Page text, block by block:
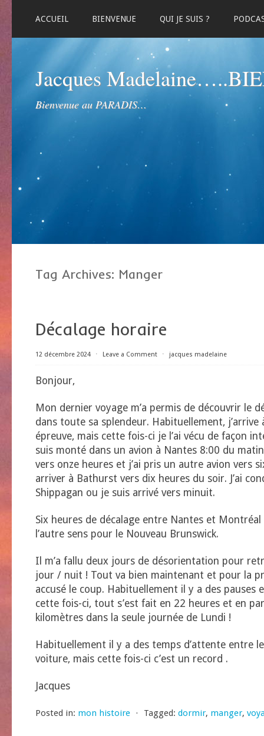
ACCUEIL BIENVENUE QUI JE SUIS ?
Jacques
Bienvenue au PARADIS…
Tag Archives: Manger
Décalage horaire
12 décembre 2024 ⋅ Leave a Comment ⋅ jacques madelaine
Bonjour,
Mon dernier voyage m’a permis de découvrir le
dans toute sa splendeur. Habituellement,
épreuve, mais cette fois-ci je l’ai vécu de façon
suis monté dans un avion à Nantes 8:00 du
vers onze heures et j’ai pris un autre avion vers
arriver à Bathurst vers dix heures du soir. J’ai
Shippagan ou je suis arrivé vers minuit.
Six heures de décalage entre Nantes et
l’autre sens pour le Nouveau Brunswick.
Il m’a fallu deux jours de désorientation pour
jour / nuit ! Tout va bien maintenant et pour la
accusé le coup. Habituellement il y a des pauses
cette fois-ci, tout s’est fait en 22 heures et en
kilomètres dans la seule journée de Lundi !
Habituellement il y a des temps d’attente entre
voiture, mais cette fois-ci c’est un record .
Jacques
Posted in: mon histoire ⋅ Tagged: dormir, manger,